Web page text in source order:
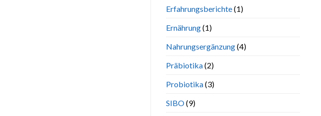
Erfahrungsberichte(1)
Ernährung(1)
Nahrungsergänzung(4)
Präbiotika(2)
Probiotika(3)
SIBO(9)